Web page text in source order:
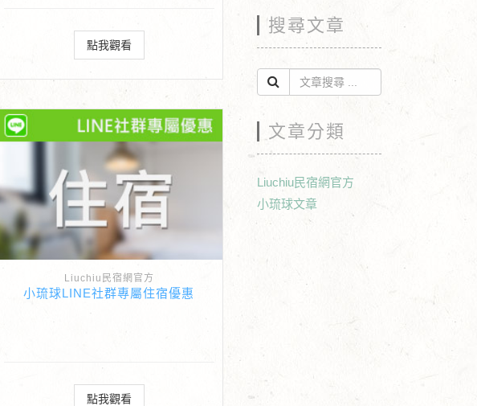
點我觀看
Liuchiu民宿網官方
小琉球LINE社群專屬住宿優惠
點我觀看
搜尋文章
文章分類
Liuchiu民宿網官方
小琉球文章